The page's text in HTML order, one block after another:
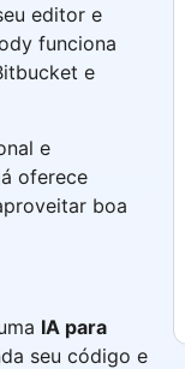
editor e
funciona
e
e
oferece
boa
IA para
seu código e